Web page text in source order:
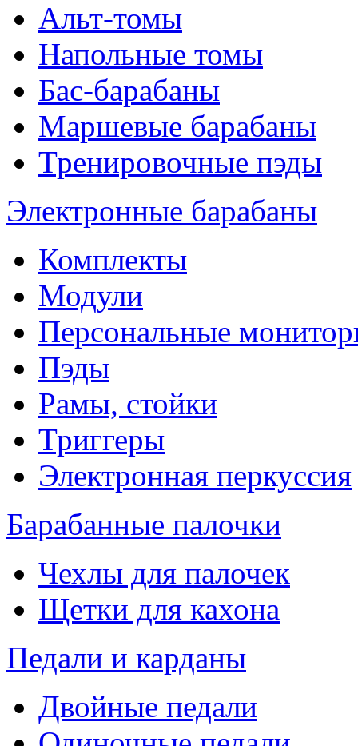
Альт-томы
Напольные томы
Бас-барабаны
Маршевые барабаны
Тренировочные пэды
Электронные барабаны
Комплекты
Модули
Персональные
Пэды
Рамы, стойки
Триггеры
Электронная перкуссия
Барабанные палочки
Чехлы для палочек
Щетки для кахона
Педали и карданы
Двойные педали